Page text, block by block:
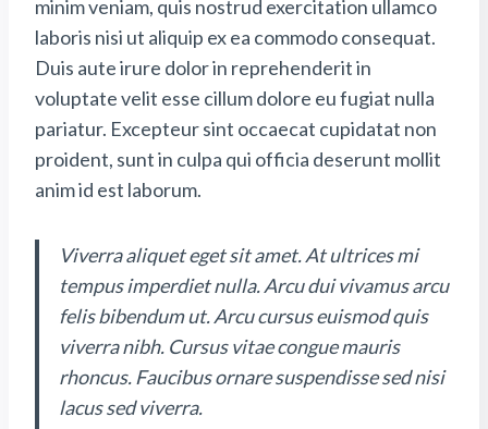
minim veniam, quis nostrud exercitation ullamco
laboris nisi ut aliquip ex ea commodo consequat.
Duis aute irure dolor in reprehenderit in
voluptate velit esse cillum dolore eu fugiat nulla
pariatur. Excepteur sint occaecat cupidatat non
proident, sunt in culpa qui officia deserunt mollit
anim id est laborum.
Viverra aliquet eget sit amet. At ultrices mi
tempus imperdiet nulla. Arcu dui vivamus arcu
felis bibendum ut. Arcu cursus euismod quis
viverra nibh. Cursus vitae congue mauris
rhoncus. Faucibus ornare suspendisse sed nisi
lacus sed viverra.